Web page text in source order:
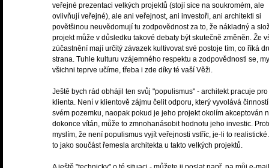
veřejné prezentaci velkých projektů (stojí sice na soukromém, ale
ovlivňují veřejné), ale ani veřejnost, ani investoři, ani architekti si
povětšinou neuvědomují tu zodpovědnost za to, že nákladný a
projekt může v důsledku takové debaty být skutečně změněn. Že
zúčastnění mají určitý závazek kultivovat své postoje tím, co říká
strana. Tuhle kulturu vzájemného respektu a zodpovědnosti se,
všichni teprve učíme, třeba i zde díky té vaší Věži.
Ještě bych rád obhájil ten svůj "populismus" - architekt pracuje pro
klienta. Není v klientově zájmu čelit odporu, který vyvolává
svém pozemku, naopak pokud je jeho projekt okolím akceptován
dokonce vítán, může to zmnohanásobit hodnotu jeho investic.
myslím, že není populismus vyjít veřejnosti vstříc, je-li to
to jako součást řemesla architekta u takto velkých projektů.